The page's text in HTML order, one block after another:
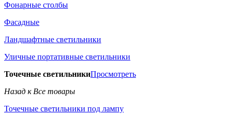
Фонарные столбы
Фасадные
Ландшафтные светильники
Уличные портативные светильники
Точечные светильникиПросмотреть
Назад к Все товары
Точечные светильники под лампу